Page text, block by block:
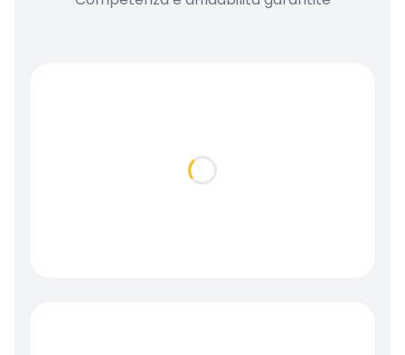
Loading...